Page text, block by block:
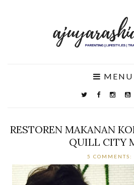
MENU
RESTOREN MAKANAN
QUILL CITY
5 COMMENTS: